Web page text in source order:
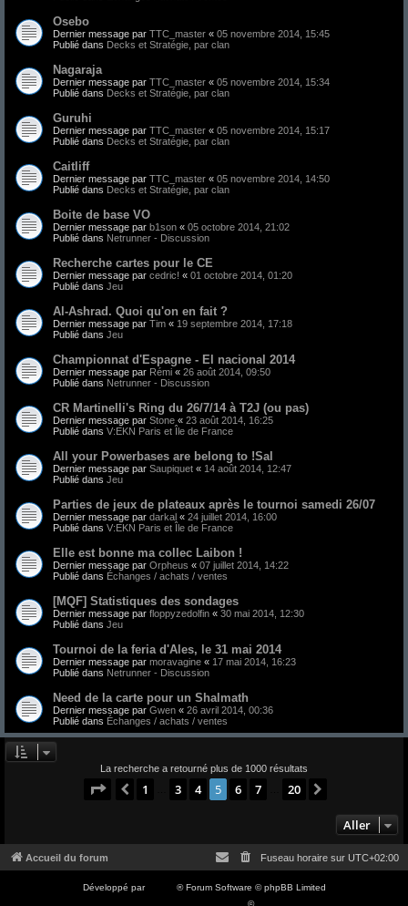
Osebo
Dernier message par TTC_master « 05 novembre 2014, 15:45
Publié dans Decks et Stratégie, par clan
Nagaraja
Dernier message par TTC_master « 05 novembre 2014, 15:34
Publié dans Decks et Stratégie, par clan
Guruhi
Dernier message par TTC_master « 05 novembre 2014, 15:17
Publié dans Decks et Stratégie, par clan
Caitliff
Dernier message par TTC_master « 05 novembre 2014, 14:50
Publié dans Decks et Stratégie, par clan
Boite de base VO
Dernier message par b1son « 05 octobre 2014, 21:02
Publié dans Netrunner - Discussion
Recherche cartes pour le CE
Dernier message par cedric! « 01 octobre 2014, 01:20
Publié dans Jeu
Al-Ashrad. Quoi qu'on en fait ?
Dernier message par Tim « 19 septembre 2014, 17:18
Publié dans Jeu
Championnat d'Espagne - El nacional 2014
Dernier message par Rémi « 26 août 2014, 09:50
Publié dans Netrunner - Discussion
CR Martinelli's Ring du 26/7/14 à T2J (ou pas)
Dernier message par Stone « 23 août 2014, 16:25
Publié dans V:EKN Paris et Île de France
All your Powerbases are belong to !Sal
Dernier message par Saupiquet « 14 août 2014, 12:47
Publié dans Jeu
Parties de jeux de plateaux après le tournoi samedi 26/07
Dernier message par darkal « 24 juillet 2014, 16:00
Publié dans V:EKN Paris et Île de France
Elle est bonne ma collec Laibon !
Dernier message par Orpheus « 07 juillet 2014, 14:22
Publié dans Échanges / achats / ventes
[MQF] Statistiques des sondages
Dernier message par floppyzedolfin « 30 mai 2014, 12:30
Publié dans Jeu
Tournoi de la feria d'Ales, le 31 mai 2014
Dernier message par moravagine « 17 mai 2014, 16:23
Publié dans Netrunner - Discussion
Need de la carte pour un Shalmath
Dernier message par Gwen « 26 avril 2014, 00:36
Publié dans Échanges / achats / ventes
La recherche a retourné plus de 1000 résultats
Page sur 20
Précédent
1 3 4 5 6 7 20
Aller
Accueil du forum Fuseau horaire sur UTC+02:00
Développé par
® Forum Software © phpBB Limited
©